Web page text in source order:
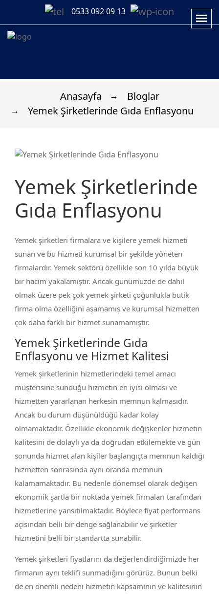
0533 092 09 13
Anasayfa
Bloglar
Yemek Şirketlerinde Gıda Enflasyonu
Yemek Şirketlerinde
Gıda Enflasyonu
Yemek şirketleri firmalara ve kişilere yemek hizmeti
sunan ve bu hizmeti kurumsal bir şekilde yöneten
firmalardır. Yemek sektörü özellikle son 10 yılda büyük
bir hacim yakalamıştır. Ancak günümüzde de dahil
olmak üzere pek çok yemek şirketi çoğunlukla butik
firma olma özelliğini aşamamış ve kurumsal hizmetten
çok daha farklı bir hizmet sunamamıştır.
Yemek Şirketlerinde Gıda
Enflasyonu ve Hizmet Kalitesi
Yemek şirketlerinin hizmetlerindeki temel amacı
müşterisine sunduğu hizmetin en iyisi olması ve
hizmetten yararlanan herkesin memnun kalmasıdır.
Ancak bu durum düşünüldüğü kadar kolay
olmamaktadır. Özellikle ekonomik değişkenler hizmetin
kalitesini de dolaylı ya da doğrudan etkilemekte ve gün
sonunda hizmet alan kişiler başlangıçta memnun kaldığı
hizmetten sonrasında aynı oranda memnun
kalamamaktadır. Bu nedenle dönemsel olarak değişen
ekonomik şartla bir noktada yemek firmaları tarafından
hizmetlerine yansıtılmaktadır. Böylece fiyat performans
açısından belli bir denge sağlanabilir ve şirketler
hizmetini belli bir standartta sunabilir.
Yemek şirketleri fiyatlarını da değerlendirdiğimizde her
firmanın aynı teklifi sunmadığını görürüz. Bunun belki
de en önemli nedeni hizmetin kapsamının ve kalitesinin